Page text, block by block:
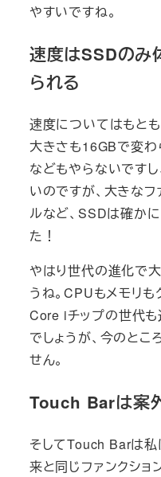
やすいですね。
速度はSSDのみ
られる
速度についてはもと
大きさも16GBで変わ
などもやらないです
いのですが、大きなフ
ルなど、SSDは確か
た！
やはり世代の進化で
うね。CPUもメモリも
Core iチップの世代
でしょうが、今のと
せん。
Touch Barは案
そしてTouch Barは
来と同じファンクショ